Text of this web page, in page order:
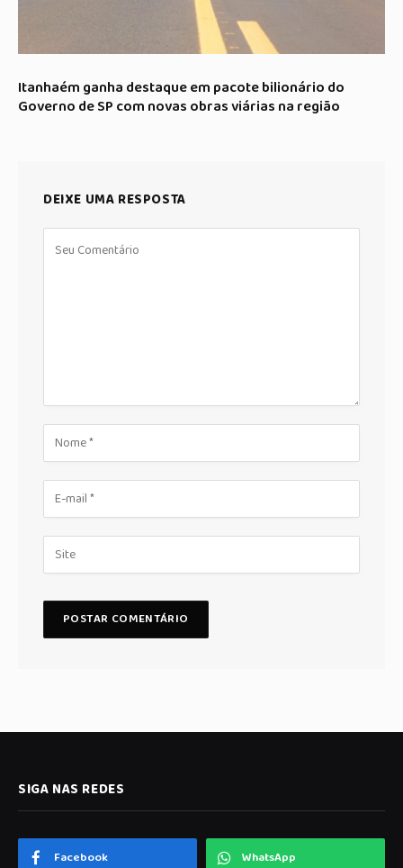
Itanhaém ganha destaque em pacote bilionário do
Governo de SP com novas obras viárias na região
DEIXE UMA RESPOSTA
SIGA NAS REDES
Facebook WhatsApp